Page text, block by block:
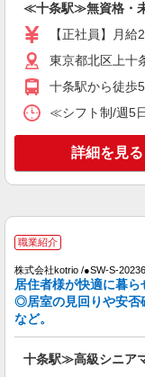
20
残
キープ
十
ン代
キープ
≪十条駅≫無資格・
【正社員】月
東京都北区上十
十条駅から徒歩
≪シフト制/週5
詳細を見る
職業紹介
株式会社kotrio /●SW-S-
居住者様が快適に暮
◎居室の見回りや安否
など。
十条駅≫高級シニア